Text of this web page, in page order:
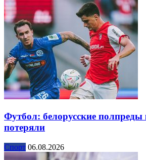
Футбол: белорусские полпреды
потеряли
Спорт 06.08.2026